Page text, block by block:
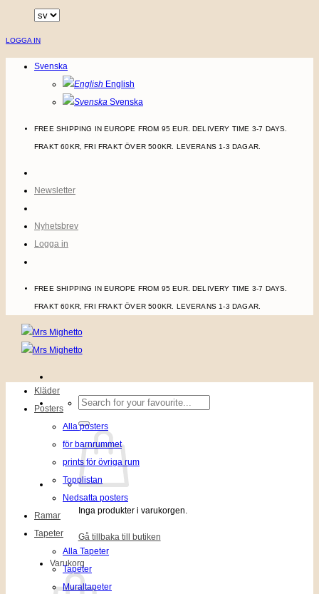
LOGGA IN
Svenska
English
Svenska
FREE SHIPPING IN EUROPE FROM 95 EUR. DELIVERY TIME 3-7 DAYS.
FRAKT 60KR, FRI FRAKT ÖVER 500KR. LEVERANS 1-3 DAGAR.
Newsletter
Nyhetsbrev
Logga in
FREE SHIPPING IN EUROPE FROM 95 EUR. DELIVERY TIME 3-7 DAYS.
FRAKT 60KR, FRI FRAKT ÖVER 500KR. LEVERANS 1-3 DAGAR.
Sök
efter:
Inga produkter i varukorgen.
Gå tillbaka till butiken
Varukorg
Kläder
Posters
Alla posters
för barnrummet
prints för övriga rum
Topplistan
Nedsatta posters
Ramar
Tapeter
Alla Tapeter
Tapeter
Muraltapeter